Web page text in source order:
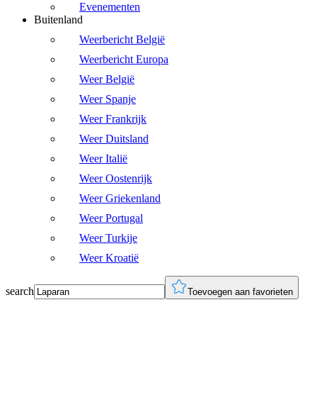
Evenementen
Buitenland
Weerbericht België
Weerbericht Europa
Weer België
Weer Spanje
Weer Frankrijk
Weer Duitsland
Weer Italië
Weer Oostenrijk
Weer Griekenland
Weer Portugal
Weer Turkije
Weer Kroatië
search Toevoegen aan favorieten